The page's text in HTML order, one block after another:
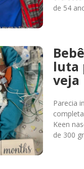
de 54
luta
veja
Parecia
Keen
de 300